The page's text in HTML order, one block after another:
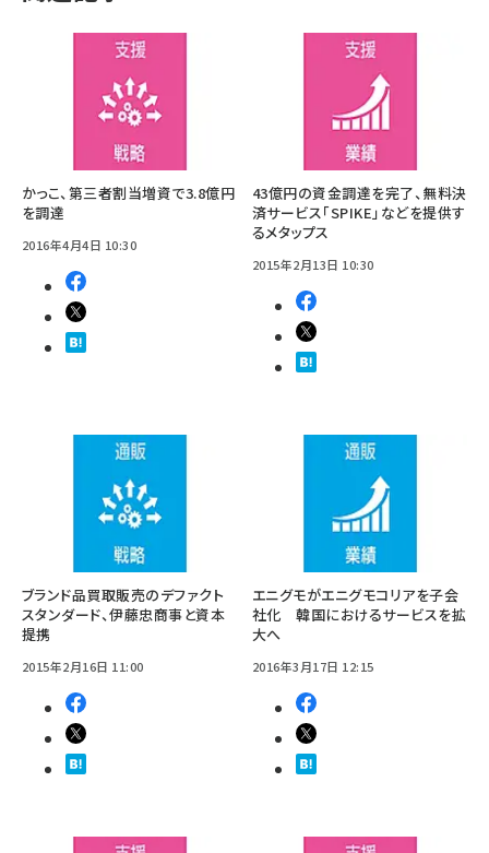
かっこ、第三者割当増資で3.8億円
を調達
2016年4月4日 10:30
43億円の資金調達を完了、無料決
済サービス「SPIKE」などを提供す
るメタップス
2015年2月13日 10:30
ブランド品買取販売のデファクト
スタンダード、伊藤忠商事と資本
提携
2015年2月16日 11:00
エニグモがエニグモコリアを子会
社化 韓国におけるサービスを拡
大へ
2016年3月17日 12:15